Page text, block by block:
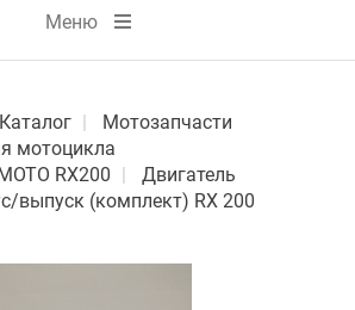
Меню
Каталог
Мотозапчасти
мотоцикла
RX200
Двигатель
выпуск (комплект) RX 200